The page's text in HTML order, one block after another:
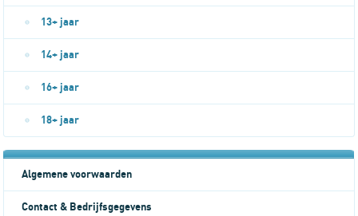
13+ jaar
14+ jaar
16+ jaar
18+ jaar
Algemene voorwaarden
Contact & Bedrijfsgegevens